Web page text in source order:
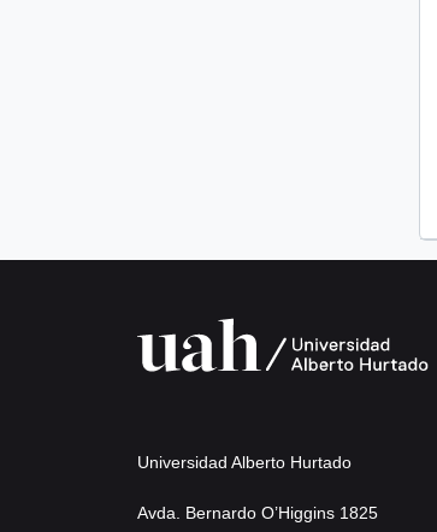
Universidad Alberto Hurtado
Avda. Bernardo O’Higgins 1825